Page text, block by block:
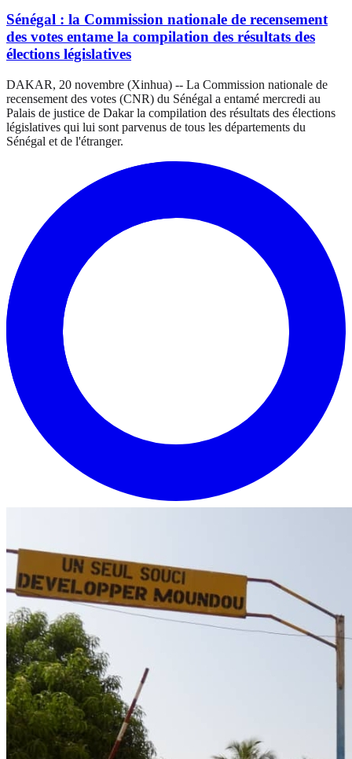
Sénégal : la Commission nationale de recensement
des votes entame la compilation des résultats des
élections législatives
DAKAR, 20 novembre (Xinhua) -- La Commission nationale de
recensement des votes (CNR) du Sénégal a entamé mercredi au
Palais de justice de Dakar la compilation des résultats des élections
législatives qui lui sont parvenus de tous les départements du
Sénégal et de l'étranger.